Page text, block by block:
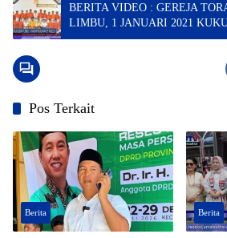
BERITA VIDEO : GEREJA
LIMBU, 1 JANUARI 2021
PENATUA DAN DIAKEN
Pos Terkait
Berita Berita